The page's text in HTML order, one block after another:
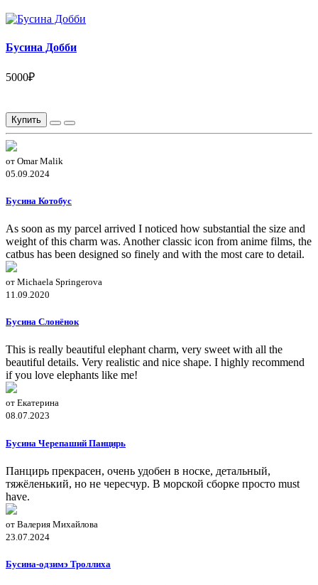
Бусина Добби
5000₽
Купить
от Omar Malik
05.09.2024
Бусина Котобус
As soon as my parcel arrived I noticed how substantial the size and
weight of this charm was. Another classic icon from anime films, the
catbus has been designed so finely and with the most care to detail.
от Michaela Springerova
11.09.2020
Бусина Слонёнок
This is really beautiful elephant charm, very sweet with all the
beautiful details. Very realistic and nice shape. I highly recommend
if you love elephants like me!
от Екатерина
08.07.2023
Бусина Черепаший Панцирь
Панцирь прекрасен, очень удобен в носке, детальный,
тяжёленький, но не чересчур. В морской сборке просто must
have.
от Валерия Михайлова
23.07.2024
Бусина-одзимэ Троллиха